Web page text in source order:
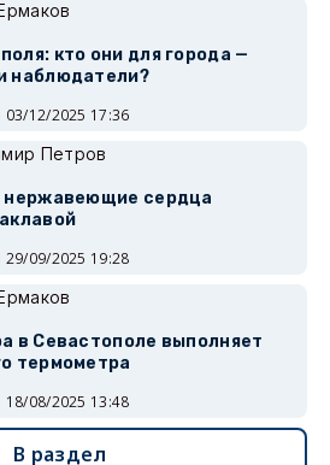
кто они для города —
наблюдатели?
03/12/2025 17:36
Петров
нержавеющие сердца
29/09/2025 19:28
в Севастополе выполняет
термометра
18/08/2025 13:48
В раздел